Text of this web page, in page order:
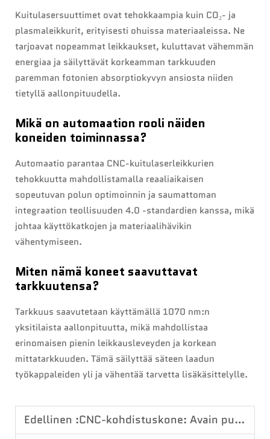
Kuitulasersuuttimet ovat tehokkaampia kuin CO₂- ja
plasmaleikkurit, erityisesti ohuissa materiaaleissa. Ne
tarjoavat nopeammat leikkaukset, kuluttavat vähemmän
energiaa ja säilyttävät korkeamman tarkkuuden
paremman fotonien absorptiokyvyn ansiosta niiden
tietyllä aallonpituudella.
Mikä on automaation rooli näiden
koneiden toiminnassa?
Automaatio parantaa CNC-kuitulaserleikkurien
tehokkuutta mahdollistamalla reaaliaikaisen
sopeutuvan polun optimoinnin ja saumattoman
integraation teollisuuden 4.0 -standardien kanssa, mikä
johtaa käyttökatkojen ja materiaalihävikin
vähentymiseen.
Miten nämä koneet saavuttavat
tarkkuutensa?
Tarkkuus saavutetaan käyttämällä 1070 nm:n
yksitilaista aallonpituutta, mikä mahdollistaa
erinomaisen pienin leikkausleveyden ja korkean
mittatarkkuuden. Tämä säilyttää säteen laadun
työkappaleiden yli ja vähentää tarvetta lisäkäsittelylle.
Edellinen :CNC-kohdistuskone: Avain puunjalostustuotantolinjojen tehostamiseen